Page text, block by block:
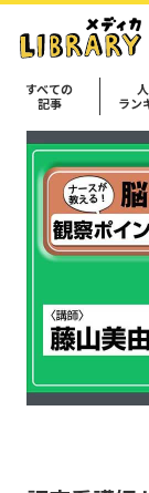
すべての
記事
ラン